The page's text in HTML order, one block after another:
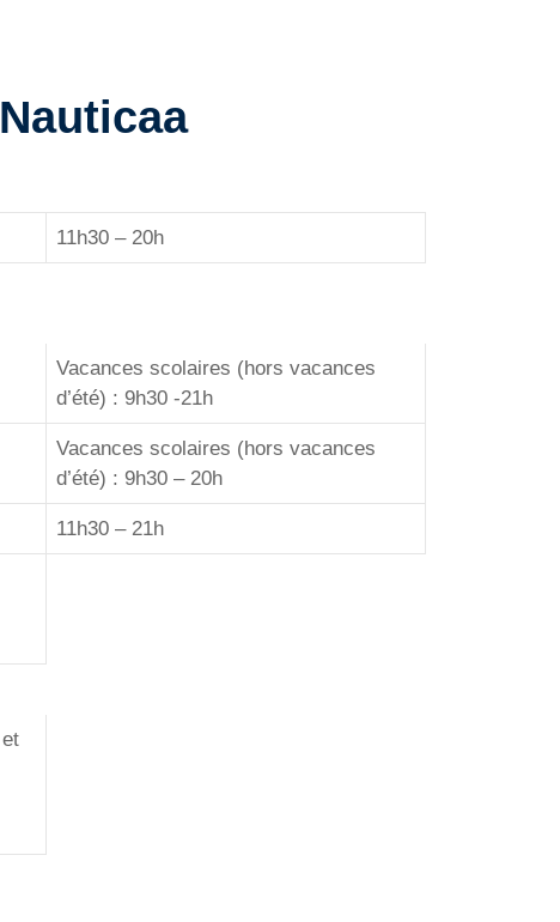
11h30 – 20h
Vacances scolaires (hors vacances
d’été) : 9h30 -21h
Vacances scolaires (hors vacances
d’été) : 9h30 – 20h
11h30 – 21h